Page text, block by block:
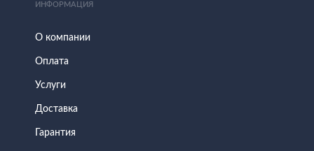
ИНФОРМАЦИЯ
О компании
Оплата
Услуги
Доставка
Гарантия